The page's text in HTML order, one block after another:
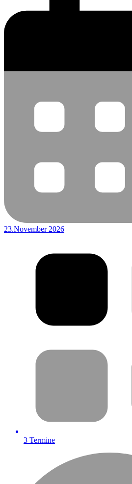
23.November 2026
3 Termine